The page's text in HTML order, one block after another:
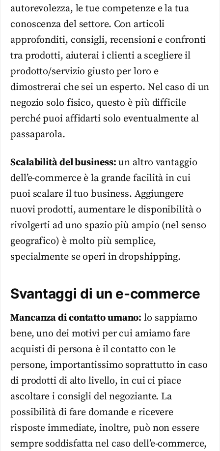
autorevolezza, le tue competenze e la tua
conoscenza del settore. Con articoli
approfonditi, consigli, recensioni e confronti
tra prodotti, aiuterai i clienti a scegliere il
prodotto/servizio giusto per loro e
dimostrerai che sei un esperto. Nel caso di un
negozio solo fisico, questo è più difficile
perché puoi affidarti solo eventualmente al
passaparola.
Scalabilità del business: un altro vantaggio
dell’e-commerce è la grande facilità in cui
puoi scalare il tuo business. Aggiungere
nuovi prodotti, aumentare le disponibilità o
rivolgerti ad uno spazio più ampio (nel senso
geografico) è molto più semplice,
specialmente se operi in dropshipping.
Svantaggi di un e-commerce
Mancanza di contatto umano: lo sappiamo
bene, uno dei motivi per cui amiamo fare
acquisti di persona è il contatto con le
persone, importantissimo soprattutto in caso
di prodotti di alto livello, in cui ci piace
ascoltare i consigli del negoziante. La
possibilità di fare domande e ricevere
risposte immediate, inoltre, può non essere
sempre soddisfatta nel caso dell’e-commerce,